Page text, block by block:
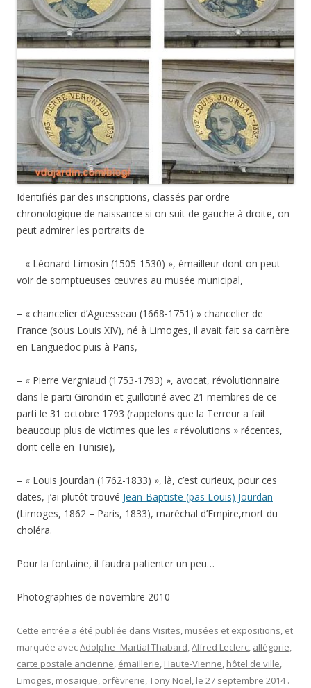
Identifiés par des inscriptions, classés par ordre
chronologique de naissance si on suit de gauche à droite, on
peut admirer les portraits de
– « Léonard Limosin (1505-1530) », émailleur dont on peut
voir de somptueuses œuvres au musée municipal,
– « chancelier d’Aguesseau (1668-1751) » chancelier de
France (sous Louis XIV), né à Limoges, il avait fait sa carrière
en Languedoc puis à Paris,
– « Pierre Vergniaud (1753-1793) », avocat, révolutionnaire
dans le parti Girondin et guillotiné avec 21 membres de ce
parti le 31 octobre 1793 (rappelons que la Terreur a fait
beaucoup plus de victimes que les « révolutions » récentes,
dont celle en Tunisie),
– « Louis Jourdan (1762-1833) », là, c’est curieux, pour ces
dates, j’ai plutôt trouvé Jean-Baptiste (pas Louis) Jourdan
(Limoges, 1862 – Paris, 1833), maréchal d’Empire,mort du
choléra.
Pour la fontaine, il faudra patienter un peu…
Photographies de novembre 2010
Cette entrée a été publiée dans Visites, musées et expositions, et
marquée avecAdolphe- Martial Thabard,Alfred Leclerc, allégorie,
carte postale ancienne, émaillerie, Haute-Vienne, hôtel de ville,
Limoges, mosaïque, orfèvrerie,Tony Noël, le 27 septembre 2014 .